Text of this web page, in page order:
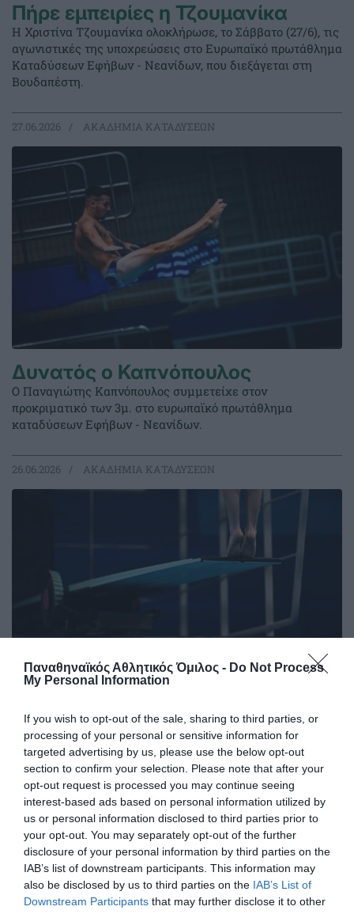
Παναθηναϊκός Αθλητικός Όμιλος - Do Not Process
My Personal Information
If you wish to opt-out of the sale, sharing to third parties, or
processing of your personal or sensitive information for
targeted advertising by us, please use the below opt-out
section to confirm your selection. Please note that after your
opt-out request is processed you may continue seeing
interest-based ads based on personal information utilized by
us or personal information disclosed to third parties prior to
your opt-out. You may separately opt-out of the further
disclosure of your personal information by third parties on the
IAB’s list of downstream participants. This information may
also be disclosed by us to third parties on the IAB’s List of
Downstream Participants that may further disclose it to other
Πήρε εμπειρίες η Τζουμανίκα
Η Χριστίνα Τζουμανίκα ολοκλήρωσε, το Σάββατο (27/6), τις
αγωνιστικές της υποχρεώσεις στο Ευρωπαϊκό πρωτάθλημα
Καταδύσεων Εφήβων - Νεανίδων, που διεξάγεται στη
Βουδαπέστη.
27.06.2026 ΑΚΑΔΗΜΙΑ ΚΑΤΑΔΥΣΕΩΝ
Δυνατός ο Καπνόπουλος
Ο Παναγιώτης Καπνόπουλος συμμετείχε στον
προκριματικό των 3μ. στο ευρωπαϊκό πρωτάθλημα
καταδύσεων Εφήβων - Νεανίδων.
26.06.2026 ΑΚΑΔΗΜΙΑ ΚΑΤΑΔΥΣΕΩΝ
Τα έδωσε όλα η Καρακώστα
Η Ιωάννα Στυλιανή Καρακώστα συμμετείχε στον
προκριματικό στη σταθερά Α΄Κατηγορίας στο ευρωπαϊκό
πρωτάθλημα καταδύσεων Εφήβων - Νεανίδων.
ΑΚΑΔΗΜΙΑ ΚΑΤΑΔΥΣΕΩΝ